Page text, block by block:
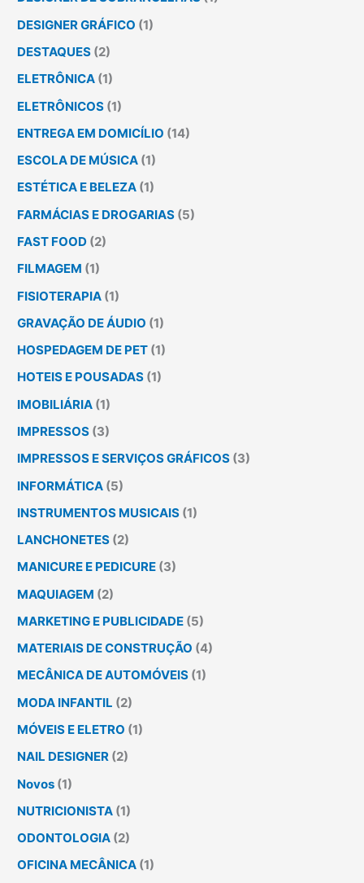
DESIGNER GRÁFICO (1)
DESTAQUES (2)
ELETRÔNICA (1)
ELETRÔNICOS (1)
ENTREGA EM DOMICÍLIO (14)
ESCOLA DE MÚSICA (1)
ESTÉTICA E BELEZA (1)
FARMÁCIAS E DROGARIAS (5)
FAST FOOD (2)
FILMAGEM (1)
FISIOTERAPIA (1)
GRAVAÇÃO DE ÁUDIO (1)
HOSPEDAGEM DE PET (1)
HOTEIS E POUSADAS (1)
IMOBILIÁRIA (1)
IMPRESSOS (3)
IMPRESSOS E SERVIÇOS GRÁFICOS (3)
INFORMÁTICA (5)
INSTRUMENTOS MUSICAIS (1)
LANCHONETES (2)
MANICURE E PEDICURE (3)
MAQUIAGEM (2)
MARKETING E PUBLICIDADE (5)
MATERIAIS DE CONSTRUÇÃO (4)
MECÂNICA DE AUTOMÓVEIS (1)
MODA INFANTIL (2)
MÓVEIS E ELETRO (1)
NAIL DESIGNER (2)
Novos (1)
NUTRICIONISTA (1)
ODONTOLOGIA (2)
OFICINA MECÂNICA (1)